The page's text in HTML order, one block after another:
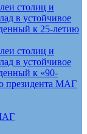
столиц и
в устойчивое
к 25-летию
столиц и
в устойчивое
к «90-
президента МАГ